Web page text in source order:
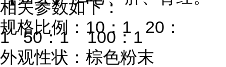
相关参数如下：
规格比例： 10 ： 1 20 ：
1 50：1 100 ：1
外观性状：棕色粉末